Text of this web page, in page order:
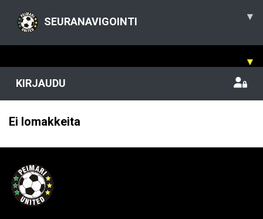
SEURANAVIGOINTI ▾
▾
KIRJAUDU
Ei lomakkeita